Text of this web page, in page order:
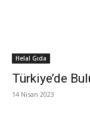
Helal Gıda
Türkiye’de
14 Nisan 2023